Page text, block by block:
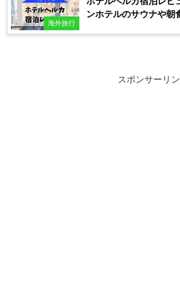
海外旅行
ンホテルのサウナや朝
スポンサーリ